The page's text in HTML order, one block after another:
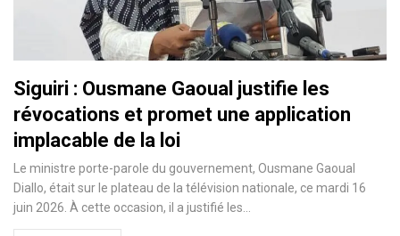
Siguiri : Ousmane Gaoual justifie les
révocations et promet une application
implacable de la loi
Le ministre porte-parole du gouvernement, Ousmane Gaoual
Diallo, était sur le plateau de la télévision nationale, ce mardi 16
juin 2026. À cette occasion, il a justifié les…